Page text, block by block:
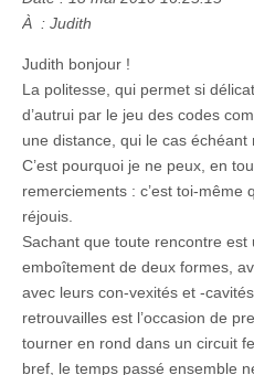
À : Judith
Judith bonjour !
La politesse, qui permet si
d’autrui par le jeu des codes
une distance, qui le cas
C’est pourquoi je ne peux, en
remerciements : c’est toi-même
réjouis.
Sachant que toute rencontre est
emboîtement de deux formes,
avec leurs con-vexités et -
retrouvailles est l’occasion de
tourner en rond dans un circuit
bref, le temps passé ensemble